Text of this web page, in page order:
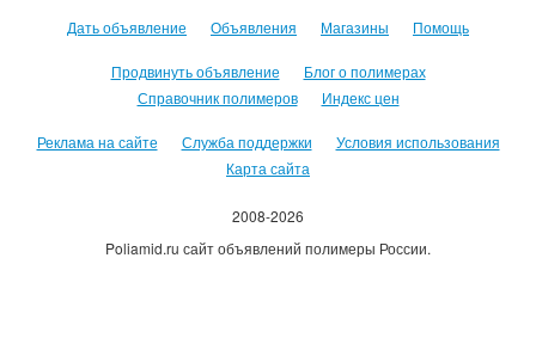
Дать объявление Объявления Магазины Помощь
Продвинуть объявление
Блог о полимерах
Справочник полимеров
Индекс цен
Реклама на сайте Служба поддержки
Условия использования
Карта сайта
2008-2026
Poliamid.ru сайт объявлений полимеры России.